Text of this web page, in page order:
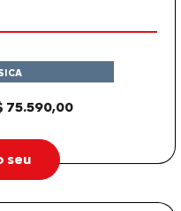
75.590,00
seu